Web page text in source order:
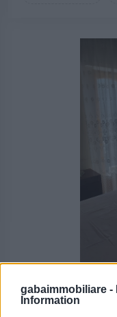
gabaimmobiliare -
Information